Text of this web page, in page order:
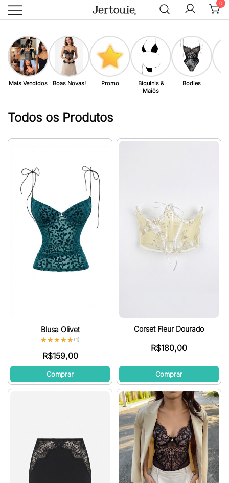
Pular
para
conteúdo
Loja de Roupas Femininas
0
Mais Vendidos Boas Novas! Promo
Biquínis &
Maiôs
Bodies
Todos os Produtos
Blusa Olivet
★★★★★
★★★★★(1)
R$159,00
Comprar
Corset Fleur Dourado
R$180,00
Comprar